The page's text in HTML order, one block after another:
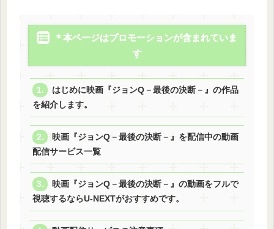
＊本ページはプロモーションが含まれていま
す
はじめに映画『ジョンQ－最後の決断－』の作品
を紹介します。
映画『ジョンQ－最後の決断－』を配信中の動画
配信サービス一覧
映画『ジョンQ－最後の決断－』の動画をフルで
視聴するならU-NEXTがおすすめです。